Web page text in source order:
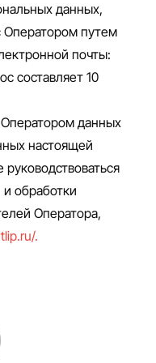
данных,
Оператором путем
почты:
составляет 10
Оператором данных
настоящей
обработки
Оператора,
.